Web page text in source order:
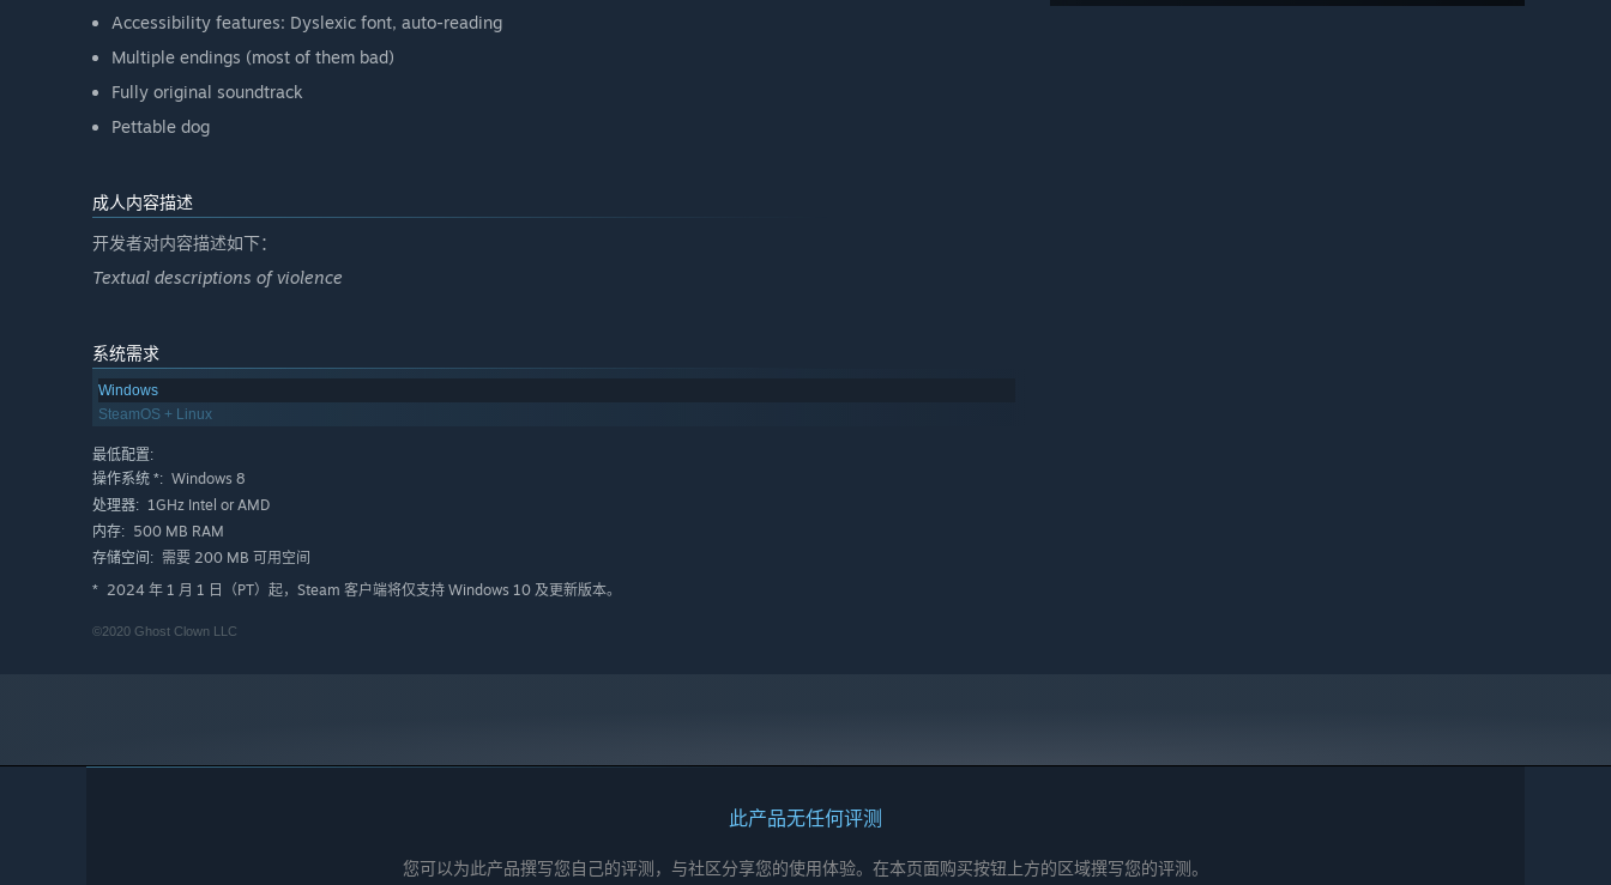
Accessibility features: Dyslexic font, auto-reading
Multiple endings (most of them bad)
Fully original soundtrack
Pettable dog
成人内容描述
开发者对内容描述如下：
Textual descriptions of violence
系统需求
Windows
SteamOS + Linux
最低配置:
操作系统 *: Windows 8
处理器: 1GHz Intel or AMD
内存: 500 MB RAM
存储空间: 需要 200 MB 可用空间
* 2024 年 1 月 1 日（PT）起，Steam 客户端将仅支持 Windows 10 及更新版本。
©2020 Ghost Clown LLC
此产品无任何评测
您可以为此产品撰写您自己的评测，与社区分享您的使用体验。在本页面购买按钮上方的区域撰写您的评测。